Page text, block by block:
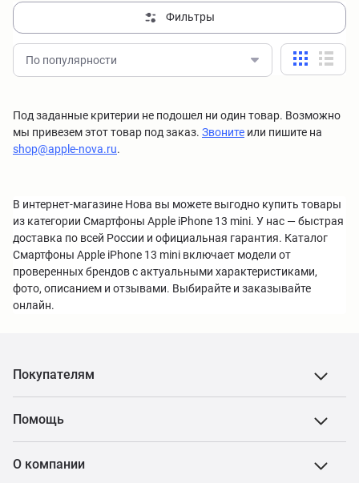
Фильтры
По популярности
Под заданные критерии не подошел ни один товар. Возможно
мы привезем этот товар под заказ. Звоните или пишите на
shop@apple-nova.ru.
В интернет-магазине Нова вы можете выгодно купить товары
из категории Смартфоны Apple iPhone 13 mini. У нас — быстрая
доставка по всей России и официальная гарантия. Каталог
Смартфоны Apple iPhone 13 mini включает модели от
проверенных брендов с актуальными характеристиками,
фото, описанием и отзывами. Выбирайте и заказывайте
онлайн.
Покупателям
Помощь
О компании